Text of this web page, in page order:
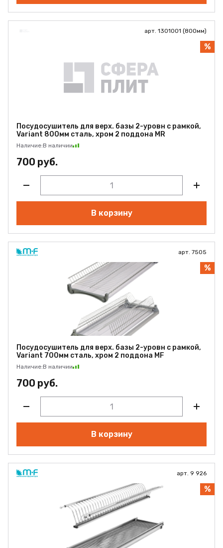
арт. 1301001 (800мм)
%
Посудосушитель для верх. базы 2-уровн с рамкой,
Variant 800мм сталь, хром 2 поддона MR
Наличие:В наличии
700 руб.
В корзину
арт. 7505
%
Посудосушитель для верх. базы 2-уровн с рамкой,
Variant 700мм сталь, хром 2 поддона MF
Наличие:В наличии
700 руб.
В корзину
арт. 9 926
%